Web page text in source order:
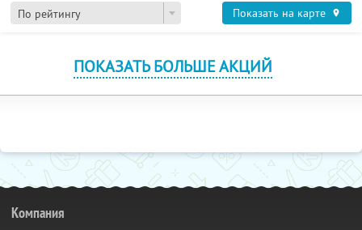
По рейтингу Показать на карте
ПОКАЗАТЬ БОЛЬШЕ АКЦИЙ
Компания